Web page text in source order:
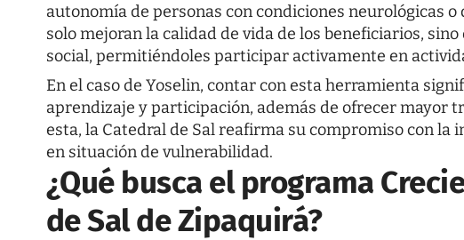
autonomía de personas con condiciones neurológicas
solo mejoran la calidad de vida de los beneficiarios,
social, permitiéndoles participar activamente en
En el caso de Yoselin, contar con esta herramienta
aprendizaje y participación, además de ofrecer mayor
esta, la Catedral de Sal reafirma su compromiso con la
en situación de vulnerabilidad.
¿Qué busca el programa
de Sal de Zipaquirá?